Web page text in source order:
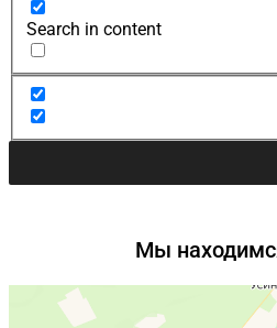
Search in content
Мы